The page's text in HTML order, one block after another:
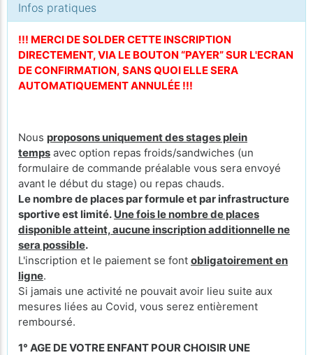
Infos pratiques
!!! MERCI DE SOLDER CETTE INSCRIPTION
DIRECTEMENT, VIA LE BOUTON “PAYER” SUR L'ECRAN
DE CONFIRMATION, SANS QUOI ELLE SERA
AUTOMATIQUEMENT ANNULÉE !!!
Nous proposons uniquement des stages plein
temps avec option repas froids/sandwiches (un
formulaire de commande préalable vous sera envoyé
avant le début du stage) ou repas chauds.
Le nombre de places par formule et par infrastructure
sportive est limité. Une fois le nombre de places
disponible atteint, aucune inscription additionnelle ne
sera possible.
L'inscription et le paiement se font obligatoirement en
ligne.
Si jamais une activité ne pouvait avoir lieu suite aux
mesures liées au Covid, vous serez entièrement
remboursé.
1° AGE DE VOTRE ENFANT POUR CHOISIR UNE